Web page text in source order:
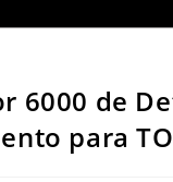
6000 de
para